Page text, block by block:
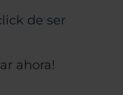
de ser
ahora!